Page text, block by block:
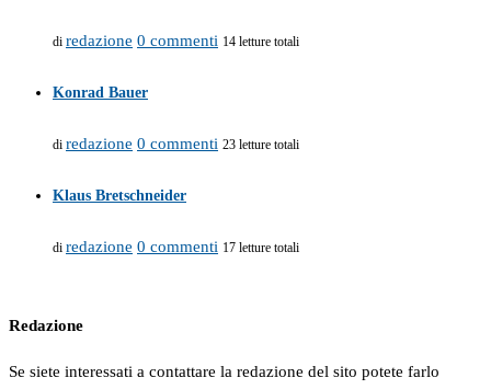
di redazione 0 commenti 14 letture totali
Konrad Bauer
di redazione 0 commenti 23 letture totali
Klaus Bretschneider
di redazione 0 commenti 17 letture totali
Redazione
Se siete interessati a contattare la redazione del sito potete farlo